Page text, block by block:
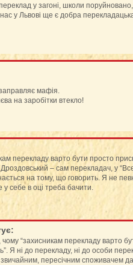
у загоні, школи
у Львові ще є добра
мафія.
на заробітки втекло!
перекладу варто бути просто
– сам перекладач, у
на тому, що говорить. Я не
у себе в оці треба бачити.
“захисникам перекладу варто
Я ні до перекладу, ні до особи
звичайним, пересічним споживачем